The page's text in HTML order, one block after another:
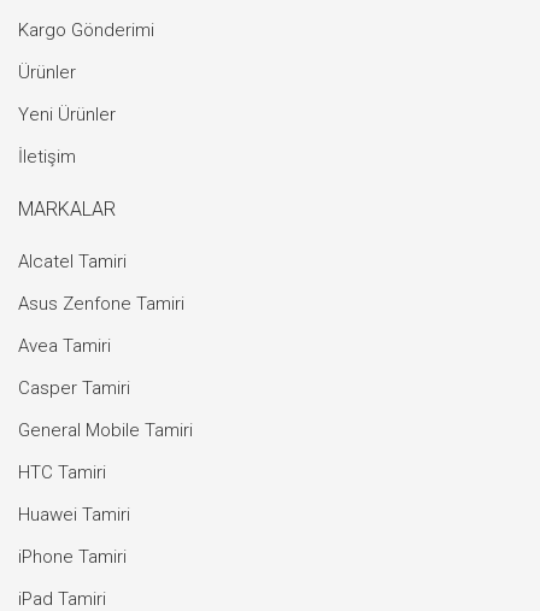
Kargo Gönderimi
Ürünler
Yeni Ürünler
İletişim
MARKALAR
Alcatel Tamiri
Asus Zenfone Tamiri
Avea Tamiri
Casper Tamiri
General Mobile Tamiri
HTC Tamiri
Huawei Tamiri
iPhone Tamiri
iPad Tamiri